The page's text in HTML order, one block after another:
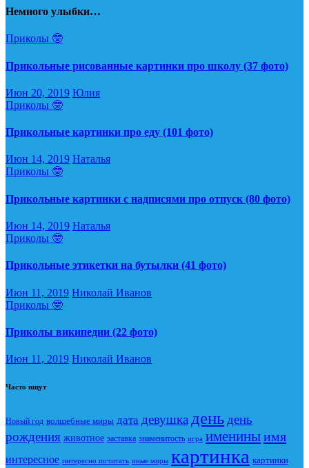
Немного улыбки…
Приколы 🤓
Прикольные рисованные картинки про школу (37 фото)
Июн 20, 2019 Юлия
Приколы 🤓
Прикольные картинки про еду (101 фото)
Июн 14, 2019 Наталья
Приколы 🤓
Прикольные картинки с надписями про отпуск (80 фото)
Июн 14, 2019 Наталья
Приколы 🤓
Прикольные этикетки на бутылки (41 фото)
Июн 11, 2019 Николай Иванов
Приколы 🤓
Приколы википедии (22 фото)
Июн 11, 2019 Николай Иванов
Часто ищут
Новый год волшебные миры дата девушка день день
рождения животное заставка знаменитость игра имениныимя
интересное интересно почитать иные миры картинка картинки